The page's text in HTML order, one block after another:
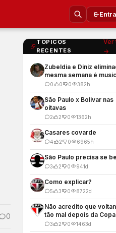
0
TOPICOS
RECENTES
Ver
→
Zubeldia e Diniz
mesma semana é
os meus ouvidos
0 0 0 382h
São Paulo x Bolivar nas
oitavas
2 2 0 1362h
Casares covarde
4 2 0 6965h
São Paulo precisa se
3 2 0 941d
Como explicar?
5 3 0 8722d
Não acredito que
tão mal depois da
Mundo
3 2 0 1463d